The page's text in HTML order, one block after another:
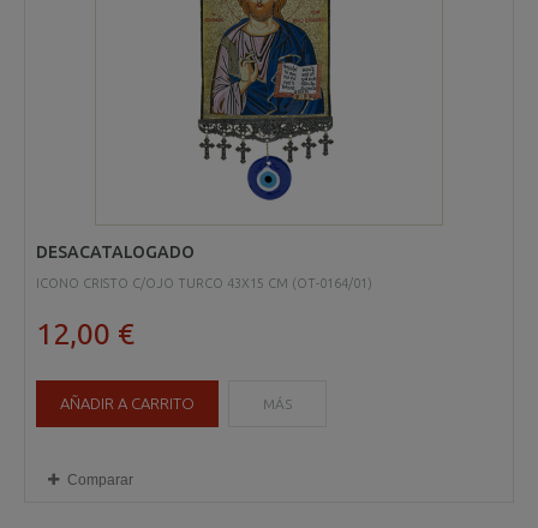
DESACATALOGADO
ICONO CRISTO C/OJO TURCO 43X15 CM (OT-0164/01)
12,00 €
AÑADIR A CARRITO MÁS
Comparar